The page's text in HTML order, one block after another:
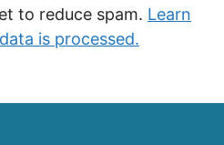
to reduce spam. Learn
is processed.